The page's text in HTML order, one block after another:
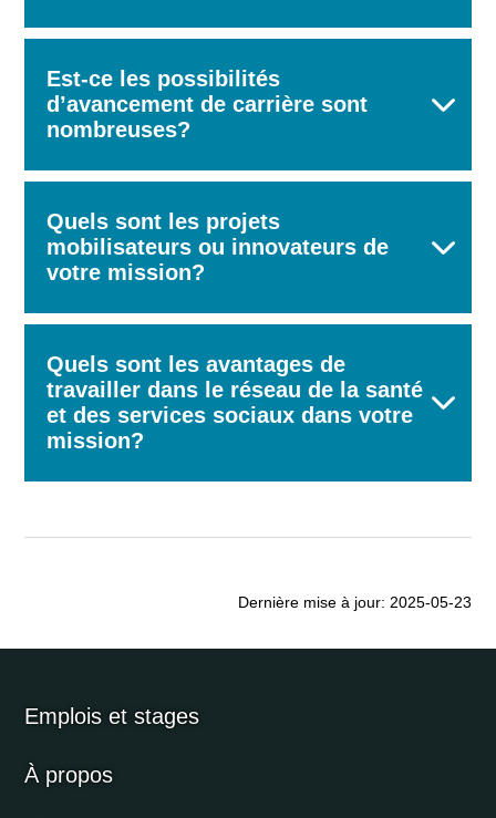
Est-ce les possibilités
d’avancement de carrière sont
nombreuses?
Quels sont les projets
mobilisateurs ou innovateurs de
votre mission?
Quels sont les avantages de
travailler dans le réseau de la santé
et des services sociaux dans votre
mission?
Dernière mise à jour: 2025-05-23
Emplois et stages
À propos